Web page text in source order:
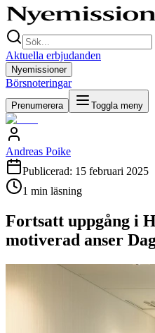
Aktuella erbjudanden
Nyemissioner
Börsnoteringar
Prenumerera Toggla meny
Andreas Poike
Publicerad: 15 februari 2025
1 min läsning
Fortsatt uppgång i
motiverad anser